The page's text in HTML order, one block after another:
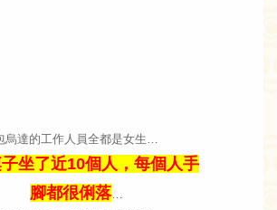
烏達的工作人員全都是女生…
坐了近10個人，每個人手
腳都很俐落…